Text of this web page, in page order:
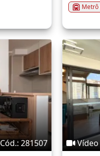
Metrô
Cód.: 281507 Vídeo